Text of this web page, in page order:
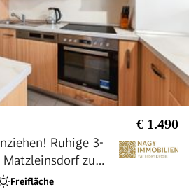
€ 1.490
Ruhige 3-
zu
Freifläche